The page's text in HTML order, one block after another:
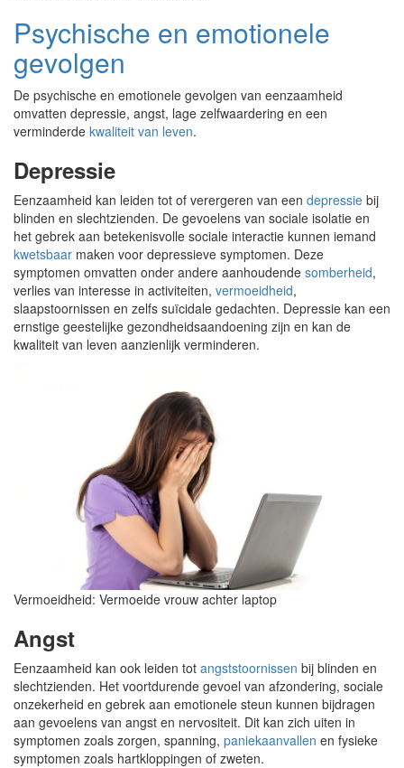
Psychische en emotionele
gevolgen
De psychische en emotionele gevolgen van eenzaamheid
omvatten depressie, angst, lage zelfwaardering en een
verminderde kwaliteit van leven.
Depressie
Eenzaamheid kan leiden tot of verergeren van een depressie bij
blinden en slechtzienden. De gevoelens van sociale isolatie en
het gebrek aan betekenisvolle sociale interactie kunnen iemand
kwetsbaar maken voor depressieve symptomen. Deze
symptomen omvatten onder andere aanhoudende somberheid,
verlies van interesse in activiteiten, vermoeidheid,
slaapstoornissen en zelfs suïcidale gedachten. Depressie kan een
ernstige geestelijke gezondheidsaandoening zijn en kan de
kwaliteit van leven aanzienlijk verminderen.
Vermoeidheid: Vermoeide vrouw achter laptop
Angst
Eenzaamheid kan ook leiden tot angststoornissen bij blinden en
slechtzienden. Het voortdurende gevoel van afzondering, sociale
onzekerheid en gebrek aan emotionele steun kunnen bijdragen
aan gevoelens van angst en nervositeit. Dit kan zich uiten in
symptomen zoals zorgen, spanning, paniekaanvallen en fysieke
symptomen zoals hartkloppingen of zweten.